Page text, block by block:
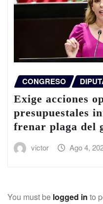
CONGRESO
Exige acciones
presupuestales
frenar plaga del
victor Ago 4,
You must be logged in to